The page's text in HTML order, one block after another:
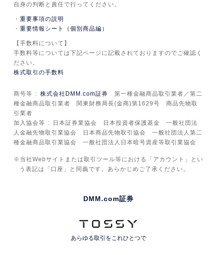
自身の判断と責任で行ってください。
重要事項の説明
重要情報シート（個別商品編）
【手数料について】
手数料等については下記ページに記載されておりますのでご確認く
ださい。
株式取引の手数料
商号等 株式会社DMM.com証券 第一種金融商品取引業者／第二
種金融商品取引業者 関東財務局長(金商)第1629号 商品先物取
引業者
加入協会等
日本証券業協会 日本投資者保護基金 一般社団法
人金融先物取引業協会 日本商品先物取引協会 一般社団法人第二
種金融商品取引業協会 一般社団法人日本暗号資産等取引業協会
当社Webサイトまたは取引ツール等における「アカウント」とい
う表記は「口座」と同義です。あらかじめご了承ください。
DMM.com証券
あらゆる取引をこれひとつで